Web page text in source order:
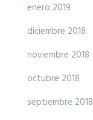
enero 2019
diciembre 2018
noviembre 2018
octubre 2018
septiembre 2018